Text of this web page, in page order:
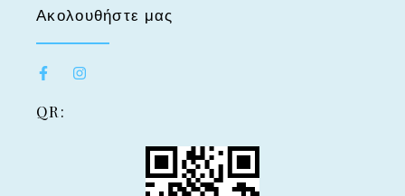
Ακολουθήστε μας
QR: